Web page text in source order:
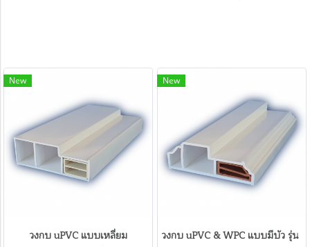
New
วงกบ uPVC แบบเหลี่ยม
New
วงกบ uPVC & WPC แบบมีบัว รุ่น